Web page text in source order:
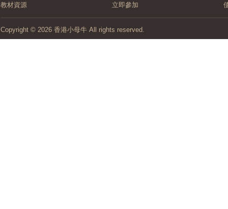
教材資源
立即參加
Copyright © 2026 香港小母牛 All rights reserved.